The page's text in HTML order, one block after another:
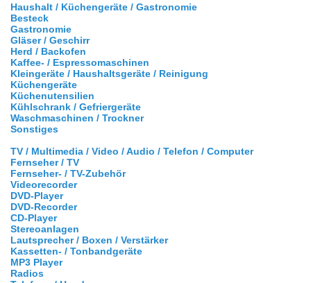
Haushalt / Küchengeräte / Gastronomie
Besteck
Gastronomie
Gläser / Geschirr
Herd / Backofen
Kaffee- / Espressomaschinen
Kleingeräte / Haushaltsgeräte / Reinigung
Küchengeräte
Küchenutensilien
Kühlschrank / Gefriergeräte
Waschmaschinen / Trockner
Sonstiges
TV / Multimedia / Video / Audio / Telefon / Computer
Fernseher / TV
Fernseher- / TV-Zubehör
Videorecorder
DVD-Player
DVD-Recorder
CD-Player
Stereoanlagen
Lautsprecher / Boxen / Verstärker
Kassetten- / Tonbandgeräte
MP3 Player
Radios